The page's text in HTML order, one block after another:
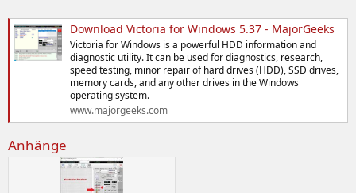
Download Victoria for Windows 5.37 - MajorGeeks
Victoria for Windows is a powerful HDD information and
diagnostic utility. It can be used for diagnostics, research,
speed testing, minor repair of hard drives (HDD), SSD drives,
memory cards, and any other drives in the Windows
operating system.
www.majorgeeks.com
Anhänge